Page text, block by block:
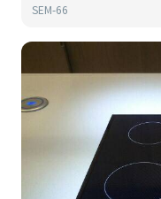
SEM-66